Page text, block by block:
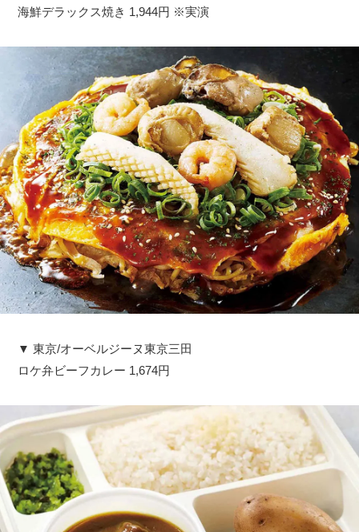
海鮮デラックス焼き 1,944円 ※実演
▼ 東京/オーベルジーヌ東京三田
ロケ弁ビーフカレー 1,674円